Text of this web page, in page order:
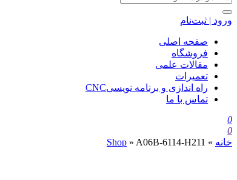
ورود | ثبت‌نام
صفحه اصلی
فروشگاه
مقالات علمی
تعمیرات
راه اندازی و برنامه نویسیCNC
تماس با ما
0
0
خانه »
Shop » A06B-6114-H211